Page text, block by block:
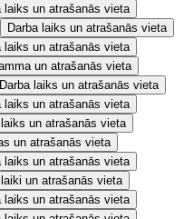
laiks un atrašanās vieta
Darba laiks un atrašanās vieta
laiks un atrašanās vieta
un atrašanās vieta
Darba laiks un atrašanās vieta
laiks un atrašanās vieta
laiks un atrašanās vieta
un atrašanās vieta
laiks un atrašanās vieta
laiki un atrašanās vieta
laiks un atrašanās vieta